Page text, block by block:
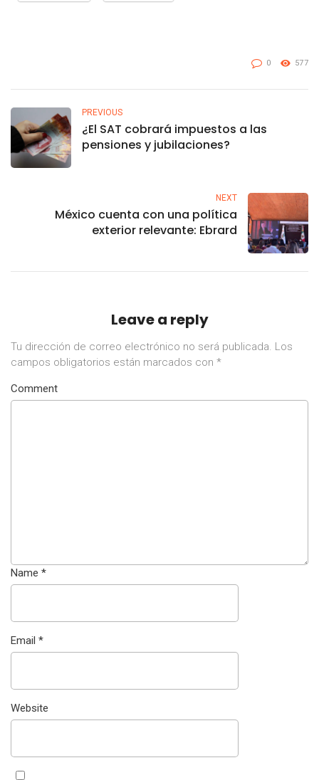
0 577
PREVIOUS
¿El SAT cobrará impuestos a las
pensiones y jubilaciones?
NEXT
México cuenta con una política
exterior relevante: Ebrard
Leave a reply
Tu dirección de correo electrónico no será publicada. Los
campos obligatorios están marcados con *
Comment
Name *
Email *
Website